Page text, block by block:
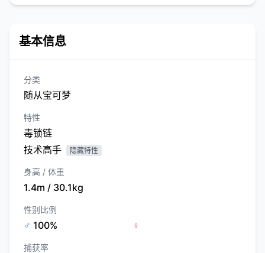
基本信息
分类
随从宝可梦
特性
毒锁链
技术高手
隐藏特性
身高 / 体重
1.4m / 30.1kg
性别比例
♂ 100% ♀
捕获率